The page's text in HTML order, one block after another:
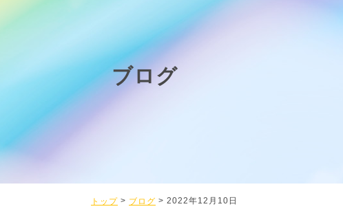
ブログ
トップ > ブログ > 2022年12月10日